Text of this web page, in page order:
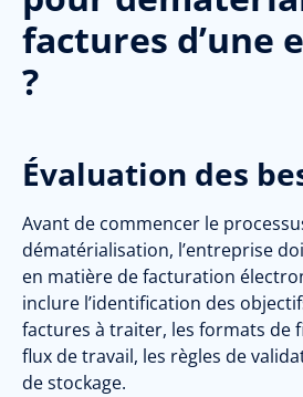
factures d’une
?
Évaluation des
Avant de commencer le
dématérialisation, l’entreprise
en matière de facturation
inclure l’identification des
factures à traiter, les formats de
flux de travail, les règles de
de stockage.